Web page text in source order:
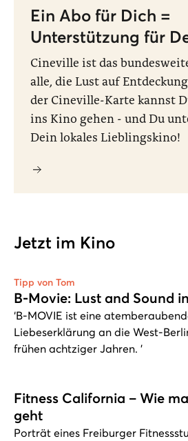
Ein Abo für Dich =
Unterstützung für
Cineville ist das
alle, die Lust auf
der Cineville-Karte kannst
ins Kino gehen - und Du
Dein lokales Lieblingskino!
Jetzt im Kino
Tipp von Tom
B-Movie: Lust and Sound
‘B-MOVIE ist eine
Liebeserklärung an die West-
frühen achtziger Jahren. ’
Fitness California – Wie
geht
Porträt eines Freiburger